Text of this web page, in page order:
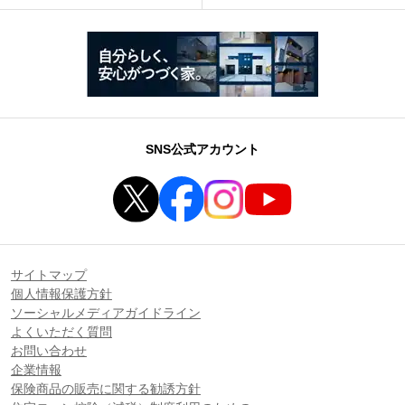
SNS公式アカウント
サイトマップ
個人情報保護方針
ソーシャルメディアガイドライン
よくいただく質問
お問い合わせ
企業情報
保険商品の販売に関する勧誘方針